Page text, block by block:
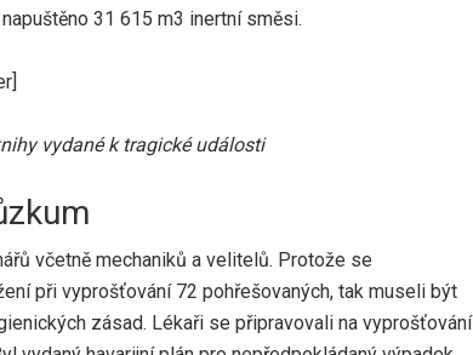
31 615 m3 inertní směsi.
vydané k tragické události
včetně mechaniků a velitelů. Protože se
při vyprošťování 72 pohřešovaných, tak museli být
zásad. Lékaři se připravovali na vyprošťování